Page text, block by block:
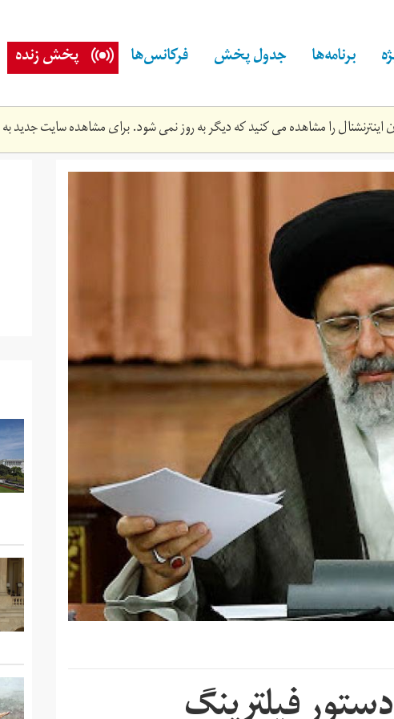
برنامه‌ها جدول پخش فرکانس‌ها پخش زنده
را مشاهده می کنید که دیگر به روز نمی شود. برای مشاهده سایت جدید به